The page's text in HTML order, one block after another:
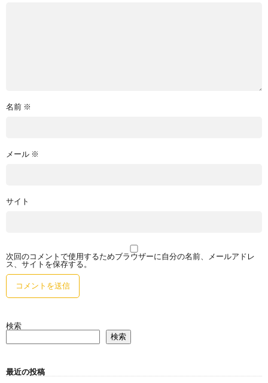
名前 ※
メール ※
サイト
次回のコメントで使用するためブラウザーに自分の名前、メールアドレ
ス、サイトを保存する。
検索
検索
最近の投稿